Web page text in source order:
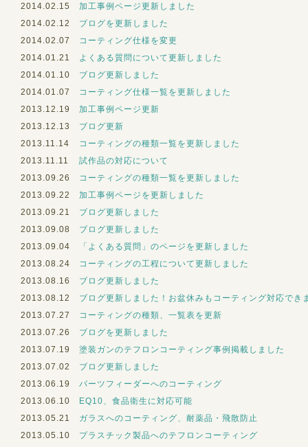
2014.02.15
加工事例ページ更新しました
2014.02.12
ブログを更新しました
2014.02.07
コーティング仕様を変更
2014.01.21
よくある質問について更新しました
2014.01.10
ブログ更新しました
2014.01.07
コーティング仕様一覧を更新しました
2013.12.19
加工事例ページ更新
2013.12.13
ブログ更新
2013.11.14
コーティングの種類一覧を更新しました
2013.11.11
試作品の対応について
2013.09.26
コーティングの種類一覧を更新しました
2013.09.22
加工事例ページを更新しました
2013.09.21
ブログ更新しました
2013.09.08
ブログ更新しました
2013.09.04
「よくある質問」のページを更新しました
2013.08.24
コーティングの工程について更新しました
2013.08.16
ブログ更新しました
2013.08.12
ブログ更新しました！お盆休みもコーティング対応でき
2013.07.27
コーティングの種類、一覧表を更新
2013.07.26
ブログを更新しました
2013.07.19
塗装ガンのテフロンコーティング事例掲載しました
2013.07.02
ブログ更新しました
2013.06.19
パーツフィーダーへのコーティング
2013.06.10
EQ10、食品衛生に対応可能
2013.05.21
ガラスへのコーティング、耐薬品・飛散防止
2013.05.10
プラスチック製品へのテフロンコーティング